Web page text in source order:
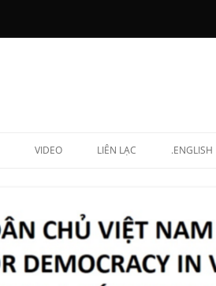
VIDEO LIÊN LẠC .ENGLISH